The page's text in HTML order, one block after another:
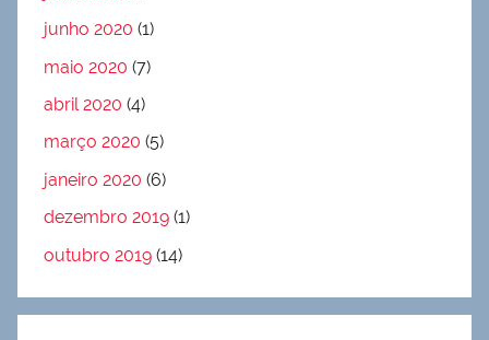
junho 2020 (1)
maio 2020 (7)
abril 2020 (4)
março 2020 (5)
janeiro 2020 (6)
dezembro 2019 (1)
outubro 2019 (14)